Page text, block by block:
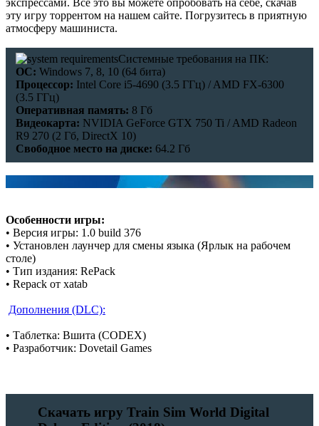
экспрессами. Всё это вы можете опробовать на себе, скачав
эту игру торрентом на нашем сайте. Погрузитесь в приятную
атмосферу машиниста.
Системные требования на ПК:
ОС: Windows 7, 8, 10 (64 бита)
Процессор: Intel Core i5-4690 (3.5 ГГц) / AMD FX-6300
(3.5 ГГц)
Оперативная память: 8 Гб
Видеокарта: NVIDIA GeForce GTX 750 Ti / AMD Radeon
R9 270 (2 Гб, DirectX 10)
Свободное место на диске: 64.2 Гб
Особенности игры:
• Версия игры: 1.0 build 376
• Установлен лаунчер для смены языка (Ярлык на рабочем
столе)
• Тип издания: RePack
• Repack от xatab
Дополнения (DLC):
• Таблетка: Вшита (CODEX)
• Разработчик: Dovetail Games
Скачать игру Train Sim World Digital